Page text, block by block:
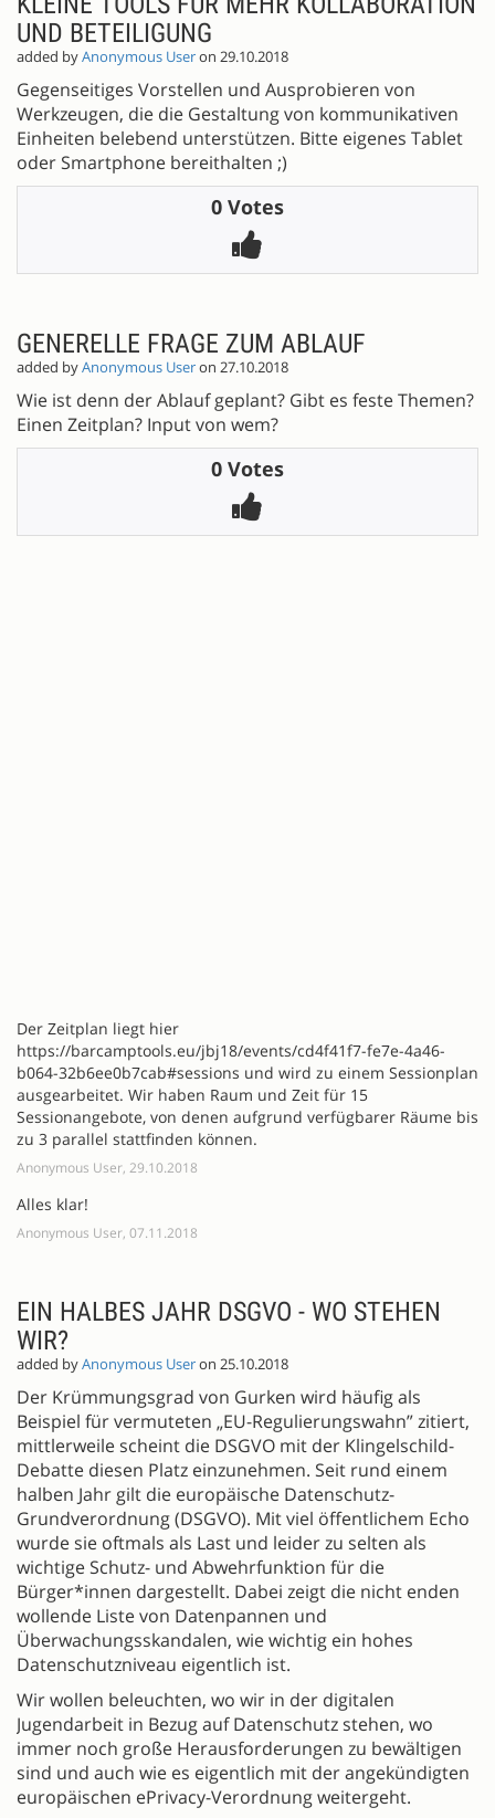
UND BETEILIGUNG
added byAnonymous Useron 29.10.2018
Gegenseitiges Vorstellen und Ausprobieren von
Werkzeugen, die die Gestaltung von kommunikativen
Einheiten belebend unterstützen. Bitte eigenes Tablet
oder Smartphone bereithalten ;)
0 Votes
GENERELLE FRAGE ZUM ABLAUF
added byAnonymous Useron 27.10.2018
Wie ist denn der Ablauf geplant? Gibt es feste Themen?
Einen Zeitplan? Input von wem?
0 Votes
Der Zeitplan liegt hier
https://barcamptools.eu/jbj18/events/cd4f41f7-fe7e-4a46-
b064-32b6ee0b7cab#sessions und wird zu einem Sessionplan
ausgearbeitet. Wir haben Raum und Zeit für 15
Sessionangebote, von denen aufgrund verfügbarer Räume bis
zu 3 parallel stattfinden können.
Anonymous User, 29.10.2018
Alles klar!
Anonymous User, 07.11.2018
EIN HALBES JAHR DSGVO - WO STEHEN
WIR?
added byAnonymous Useron 25.10.2018
Der Krümmungsgrad von Gurken wird häufig als
Beispiel für vermuteten „EU-Regulierungswahn” zitiert,
mittlerweile scheint die DSGVO mit der Klingelschild-
Debatte diesen Platz einzunehmen. Seit rund einem
halben Jahr gilt die europäische Datenschutz-
Grundverordnung (DSGVO). Mit viel öffentlichem Echo
wurde sie oftmals als Last und leider zu selten als
wichtige Schutz- und Abwehrfunktion für die
Bürger*innen dargestellt. Dabei zeigt die nicht enden
wollende Liste von Datenpannen und
Überwachungsskandalen, wie wichtig ein hohes
Datenschutzniveau eigentlich ist.
Wir wollen beleuchten, wo wir in der digitalen
Jugendarbeit in Bezug auf Datenschutz stehen, wo
immer noch große Herausforderungen zu bewältigen
sind und auch wie es eigentlich mit der angekündigten
europäischen ePrivacy-Verordnung weitergeht.